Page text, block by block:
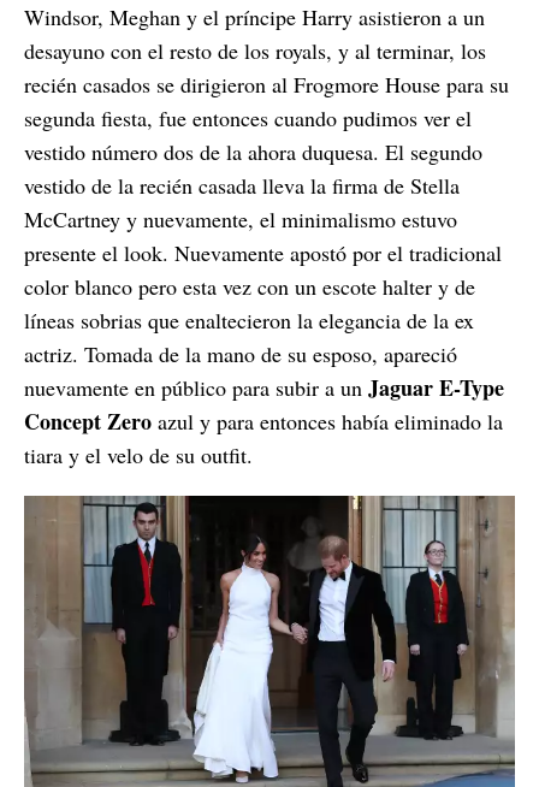
Windsor, Meghan y el príncipe Harry asistieron a un
desayuno con el resto de los royals, y al terminar, los
recién casados se dirigieron al Frogmore House para su
segunda fiesta, fue entonces cuando pudimos ver el
vestido número dos de la ahora duquesa. El segundo
vestido de la recién casada lleva la firma de Stella
McCartney y nuevamente, el minimalismo estuvo
presente el look. Nuevamente apostó por el tradicional
color blanco pero esta vez con un escote halter y de
líneas sobrias que enaltecieron la elegancia de la ex
actriz. Tomada de la mano de su esposo, apareció
nuevamente en público para subir a un Jaguar E-Type
Concept Zero azul y para entonces había eliminado la
tiara y el velo de su outfit.